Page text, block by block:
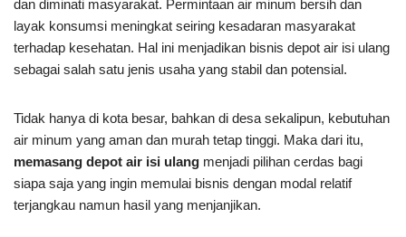
dan diminati masyarakat. Permintaan air minum bersih dan
layak konsumsi meningkat seiring kesadaran masyarakat
terhadap kesehatan. Hal ini menjadikan bisnis depot air isi ulang
sebagai salah satu jenis usaha yang stabil dan potensial.
Tidak hanya di kota besar, bahkan di desa sekalipun, kebutuhan
air minum yang aman dan murah tetap tinggi. Maka dari itu,
memasang depot air isi ulang menjadi pilihan cerdas bagi
siapa saja yang ingin memulai bisnis dengan modal relatif
terjangkau namun hasil yang menjanjikan.